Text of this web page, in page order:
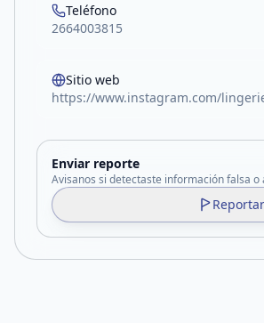
Teléfono
2664003815
Sitio web
https://www.instagram.com/
Enviar reporte
Avisanos si detectaste información falsa o